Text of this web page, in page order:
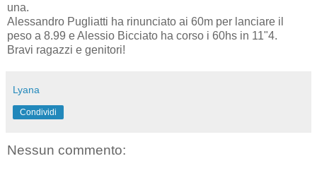
una.
Alessandro Pugliatti ha rinunciato ai 60m per lanciare il
peso a 8.99 e Alessio Bicciato ha corso i 60hs in 11"4.
Bravi ragazzi e genitori!
Lyana
Condividi
Nessun commento: